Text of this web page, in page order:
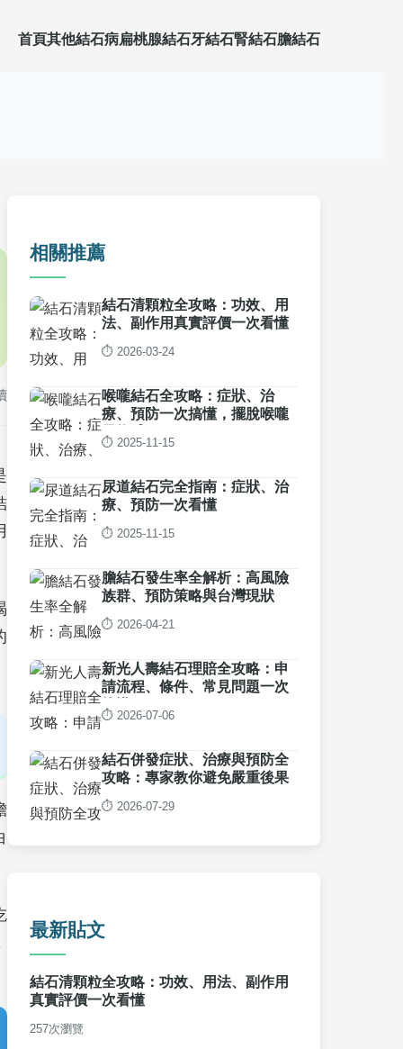
首頁其他結石病扁桃腺結石牙結石腎結石膽結石
相關推薦
結石清顆粒全攻略：功效、用
法、副作用真實評價一次看懂
⏱️ 2026-03-24
喉嚨結石全攻略：症狀、治
療、預防一次搞懂，擺脫喉嚨
異物感
⏱️ 2025-11-15
尿道結石完全指南：症狀、治
療、預防一次看懂
⏱️ 2025-11-15
膽結石發生率全解析：高風險
族群、預防策略與台灣現狀
⏱️ 2026-04-21
新光人壽結石理賠全攻略：申
請流程、條件、常見問題一次
搞懂
⏱️ 2026-07-06
結石併發症狀、治療與預防全
攻略：專家教你避免嚴重後果
⏱️ 2026-07-29
最新貼文
結石清顆粒全攻略：功效、用法、副作用
真實評價一次看懂
257次瀏覽